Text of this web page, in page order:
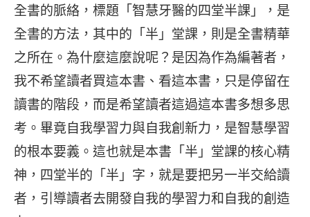
全書的脈絡，標題「智慧牙醫的四堂半課」，是
全書的方法，其中的「半」堂課，則是全書精華
之所在。為什麼這麼說呢？是因為作為編著者，
我不希望讀者買這本書、看這本書，只是停留在
讀書的階段，而是希望讀者這過這本書多想多思
考。畢竟自我學習力與自我創新力，是智慧學習
的根本要義。這也就是本書「半」堂課的核心精
神，四堂半的「半」字，就是要把另一半交給讀
者，引導讀者去開發自我的學習力和自我的創造